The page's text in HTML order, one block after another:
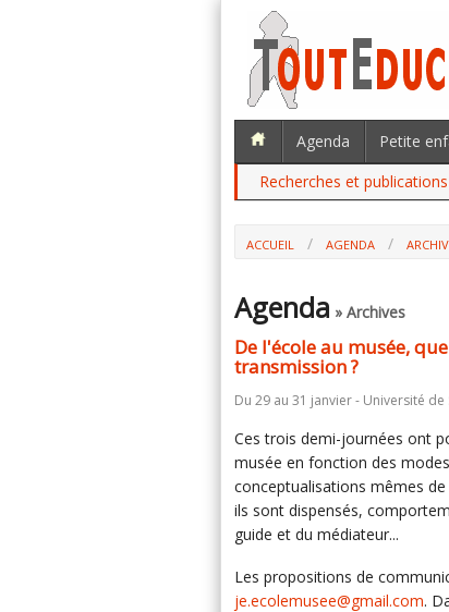
Agenda Petite
Recherches et publications
ACCUEIL AGENDA
Agenda » Archives
De l'école au musée,
transmission ?
Du 29 au 31 janvier - Université de
Ces trois demi-journées ont
musée en fonction des
conceptualisations mêmes
ils sont dispensés,
guide et du médiateur...
Les propositions de
je.ecolemusee@gmail.com.